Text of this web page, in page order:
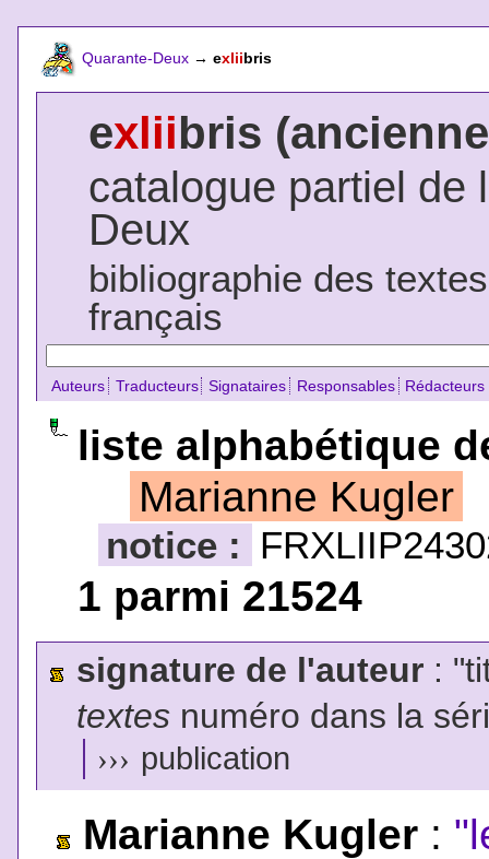
Quarante-Deux → exliibris
exliibris
catalogue partiel de
Deux
bibliographie des
français
Auteurs Traducteurs Signataires Responsables Rédacteurs
liste alphabétique
Marianne Kugler
notice :
1 parmi 21524
signature de l'auteur:
textesnuméro dans la
››› publication
Marianne Kugler :